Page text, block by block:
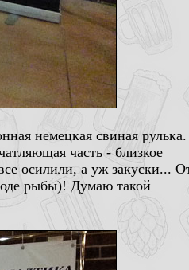
немецкая свиная рулька.
часть - близкое
осилили, а уж закуски...
рыбы)! Думаю такой